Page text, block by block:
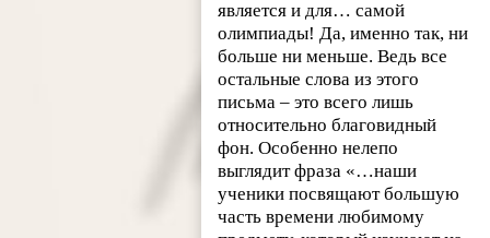
является и для… самой
олимпиады! Да, именно так, ни
больше ни меньше. Ведь все
остальные слова из этого
письма – это всего лишь
относительно благовидный
фон. Особенно нелепо
выглядит фраза «…наши
ученики посвящают большую
часть времени любимому